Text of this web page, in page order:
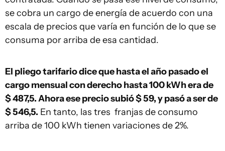
se cobra un cargo de energía de acuerdo con una
escala de precios que varía en función de lo que se
consuma por arriba de esa cantidad.
El pliego tarifario dice que hasta el año pasado el
cargo mensual con derecho hasta 100 kWh era de
$ 487,5. Ahora ese precio subió $ 59, y pasó a ser de
$ 546,5. En tanto, las tres franjas de consumo
arriba de 100 kWh tienen variaciones de 2%.